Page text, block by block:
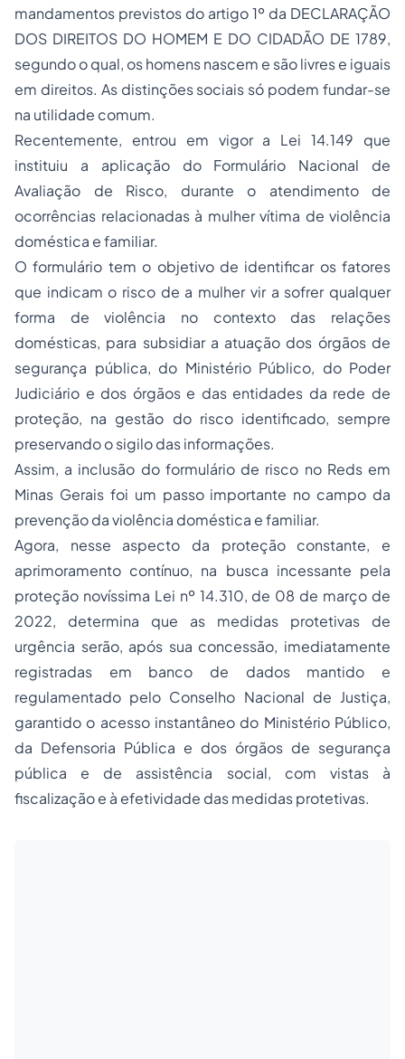
mandamentos previstos do artigo 1º da DECLARAÇÃO
DOS DIREITOS DO HOMEM E DO CIDADÃO DE 1789,
segundo o qual, os homens nascem e são livres e iguais
em direitos. As distinções sociais só podem fundar-se
na utilidade comum.
Recentemente, entrou em vigor a Lei 14.149 que
instituiu a aplicação do Formulário Nacional de
Avaliação de Risco, durante o atendimento de
ocorrências relacionadas à mulher vítima de violência
doméstica e familiar.
O formulário tem o objetivo de identificar os fatores
que indicam o risco de a mulher vir a sofrer qualquer
forma de violência no contexto das relações
domésticas, para subsidiar a atuação dos órgãos de
segurança pública, do Ministério Público, do Poder
Judiciário e dos órgãos e das entidades da rede de
proteção, na gestão do risco identificado, sempre
preservando o sigilo das informações.
Assim, a inclusão do formulário de risco no Reds em
Minas Gerais foi um passo importante no campo da
prevenção da violência doméstica e familiar.
Agora, nesse aspecto da proteção constante, e
aprimoramento contínuo, na busca incessante pela
proteção novíssima Lei nº 14.310, de 08 de março de
2022, determina que as medidas protetivas de
urgência serão, após sua concessão, imediatamente
registradas em banco de dados mantido e
regulamentado pelo Conselho Nacional de Justiça,
garantido o acesso instantâneo do Ministério Público,
da Defensoria Pública e dos órgãos de segurança
pública e de assistência social, com vistas à
fiscalização e à efetividade das medidas protetivas.